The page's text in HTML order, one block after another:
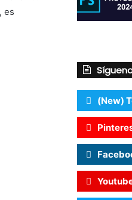
es
(New)